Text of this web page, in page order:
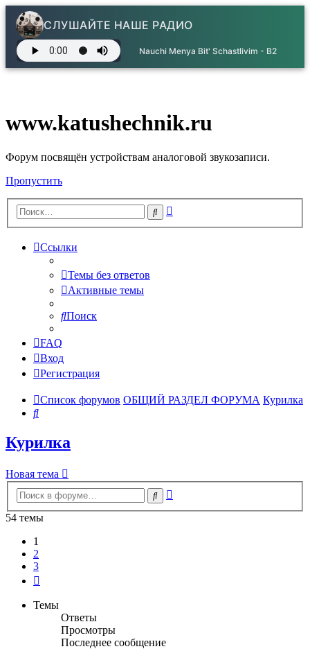
СЛУШАЙТЕ НАШЕ РАДИО
Nauchi Menya Bit' Schastlivim - B2
www.katushechnik.ru
Форум посвящён устройствам аналоговой звукозаписи.
Пропустить
Поиск
Ссылки
Темы без ответов
Активные темы
Поиск
FAQ
Вход
Регистрация
Список форумов ОБЩИЙ РАЗДЕЛ ФОРУМА Курилка
Поиск
Курилка
Новая тема
Поиск
54 темы
1
2
3
Темы
Ответы
Просмотры
Последнее сообщение